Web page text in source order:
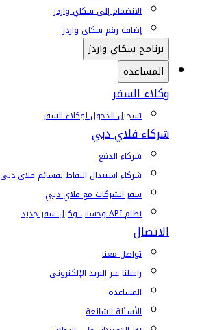
الانضمام إلى سكاي واردز
إضافة رقم سكاي واردز
برنامج سكاي واردز
المساعدة
وكلاء السفر
تسجيل الدخول لوكلاء السفر
شركاء فلاي دبي
شركاء الدفع
شركاء استبدال النقاط بقسائم فلاي دبي
سفر الشركات مع فلاي دبي
نظام API وحساب وكيل سفر جديد
الاتصال
تواصل معنا
راسلنا عبر البريد الإلكتروني
المساعدة
الأسئلة الشائعة